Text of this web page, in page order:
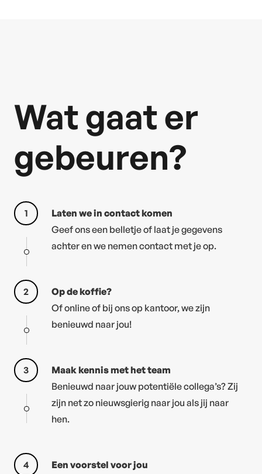
Wat gaat er
gebeuren?
1
Laten we in contact komen
Geef ons een belletje of laat je gegevens
achter en we nemen contact met je op.
2
Op de koffie?
Of online of bij ons op kantoor, we zijn
benieuwd naar jou!
3
Maak kennis met het team
Benieuwd naar jouw potentiële collega’s? Zij
zijn net zo nieuwsgierig naar jou als jij naar
hen.
4
Een voorstel voor jou